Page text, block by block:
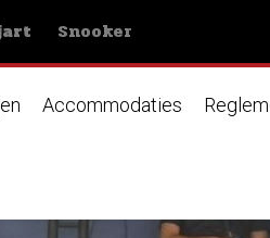
Snooker
Accommodaties